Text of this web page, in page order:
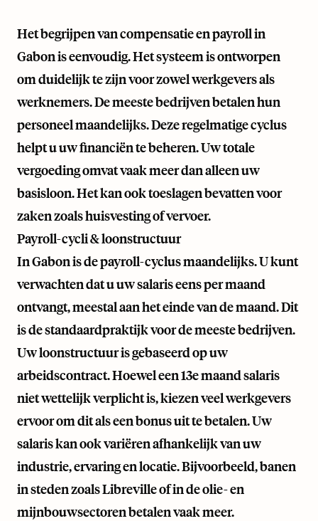
Het begrijpen van compensatie en payroll in
Gabon is eenvoudig. Het systeem is ontworpen
om duidelijk te zijn voor zowel werkgevers als
werknemers. De meeste bedrijven betalen hun
personeel maandelijks. Deze regelmatige cyclus
helpt u uw financiën te beheren. Uw totale
vergoeding omvat vaak meer dan alleen uw
basisloon. Het kan ook toeslagen bevatten voor
zaken zoals huisvesting of vervoer.
Payroll-cycli & loonstructuur
In Gabon is de payroll-cyclus maandelijks. U kunt
verwachten dat u uw salaris eens per maand
ontvangt, meestal aan het einde van de maand. Dit
is de standaardpraktijk voor de meeste bedrijven.
Uw loonstructuur is gebaseerd op uw
arbeidscontract. Hoewel een 13e maand salaris
niet wettelijk verplicht is, kiezen veel werkgevers
ervoor om dit als een bonus uit te betalen. Uw
salaris kan ook variëren afhankelijk van uw
industrie, ervaring en locatie. Bijvoorbeeld, banen
in steden zoals Libreville of in de olie- en
mijnbouwsectoren betalen vaak meer.